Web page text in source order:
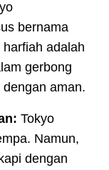
bernama
adalah
gerbong
aman.
Tokyo
Namun,
dengan